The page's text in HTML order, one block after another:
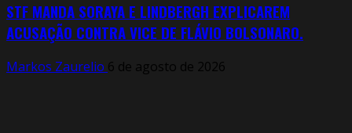
STF MANDA SORAYA E LINDBERGH EXPLICAREM
ACUSAÇÃO CONTRA VICE DE FLÁVIO BOLSONARO.
Markos Zaurelio 6 de agosto de 2026